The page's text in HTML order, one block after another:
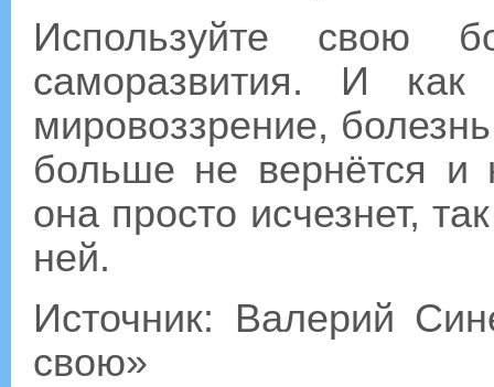
Используйте свою
саморазвития. И
мировоззрение,
больше не вернётся и
она просто исчезнет,
ней.
Источник: Валерий
свою»